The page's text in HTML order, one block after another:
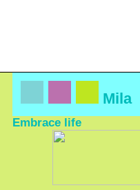
Mila
Embrace life